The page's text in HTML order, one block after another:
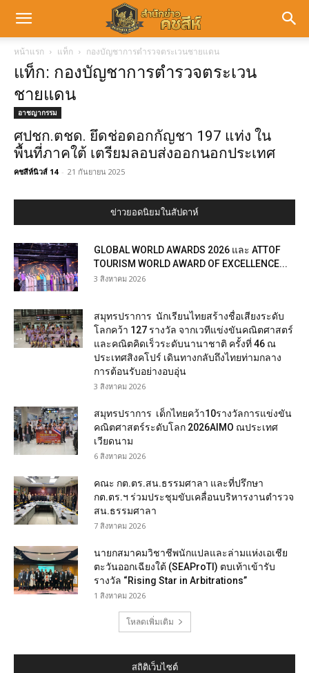
หน้าแรก แท็ก กองบัญชาการตำรวจตระเวนชายแดน
แท็ก: กองบัญชาการตำรวจตระเวน
ชายแดน
อาชญากรรม
ศปชก.ตชด. ยึดช่อดอกกัญชา 197 แท่ง ใน
พื้นที่ภาคใต้ เตรียมลอบส่งออกนอกประเทศ
คชสีห์นิวส์ 14 - 21 กันยายน 2025
ข่าวยอดนิยมในสัปดาห์
GLOBAL WORLD AWARDS 2026 และ ATTOF
TOURISM WORLD AWARD OF EXCELLENCE...
3 สิงหาคม 2026
สมุทรปราการ นักเรียนไทยสร้างชื่อเสียงระดับ
โลกคว้า 127 รางวัล จากเวทีแข่งขันคณิตศาสตร์
และคณิตคิดเร็วระดับนานาชาติ ครั้งที่ 46 ณ
ประเทศสิงคโปร์ เดินทางกลับถึงไทยท่ามกลาง
การต้อนรับอย่างอบอุ่น
3 สิงหาคม 2026
สมุทรปราการ เด็กไทยคว้า10รางวัลการแข่งขัน
คณิตศาสตร์ระดับโลก 2026AIMO ณประเทศ
เวียดนาม
6 สิงหาคม 2026
คณะ กต.ตร.สน.ธรรมศาลา และที่ปรึกษา
กต.ตร.ฯ ร่วมประชุมขับเคลื่อนบริหารงานตำรวจ
สน.ธรรมศาลา
7 สิงหาคม 2026
นายกสมาคมวิชาชีพนักแปลและล่ามแห่งเอเชีย
ตะวันออกเฉียงใต้ (SEAProTI) ตบเท้าเข้ารับ
รางวัล “Rising Star in Arbitrations”
1 สิงหาคม 2026
โหลดเพิ่มเติม
สถิติเว็บไซต์